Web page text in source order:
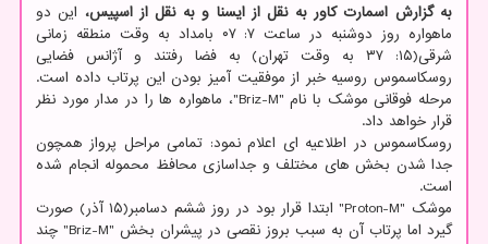
به گزارش اسمارت کاور به نقل از ایسنا و به نقل از اسپیس، این دو
ماهواره روز دوشنبه در ساعت ۷: ۰۷ بامداد به وقت منطقه زمانی
شرقی(۱۵: ۳۷ به وقت تهران) به فضا رفتند و آژانس فضایی
روسکاسموس روسیه خبر از موفقیت آمیز بودن این پرتاب داده است.
مرحله فوقانی موشک با نام "Briz-M"، ماهواره ها را در مدار مورد نظر
قرار خواهد داد.
روسکاسموس در اطلاعیه ای اعلام نمود: تمامی مراحل پرواز همچون
جدا شدن بخش های مختلف و جداسازی محافظ محموله انجام شده
است.
موشک "Proton-M" ابتدا قرار بود در روز ششم دسامبر(۱۵ آذر) صورت
گیرد اما پرتاب آن به سبب بروز نقصی در پیشران بخش "Briz-M" چند